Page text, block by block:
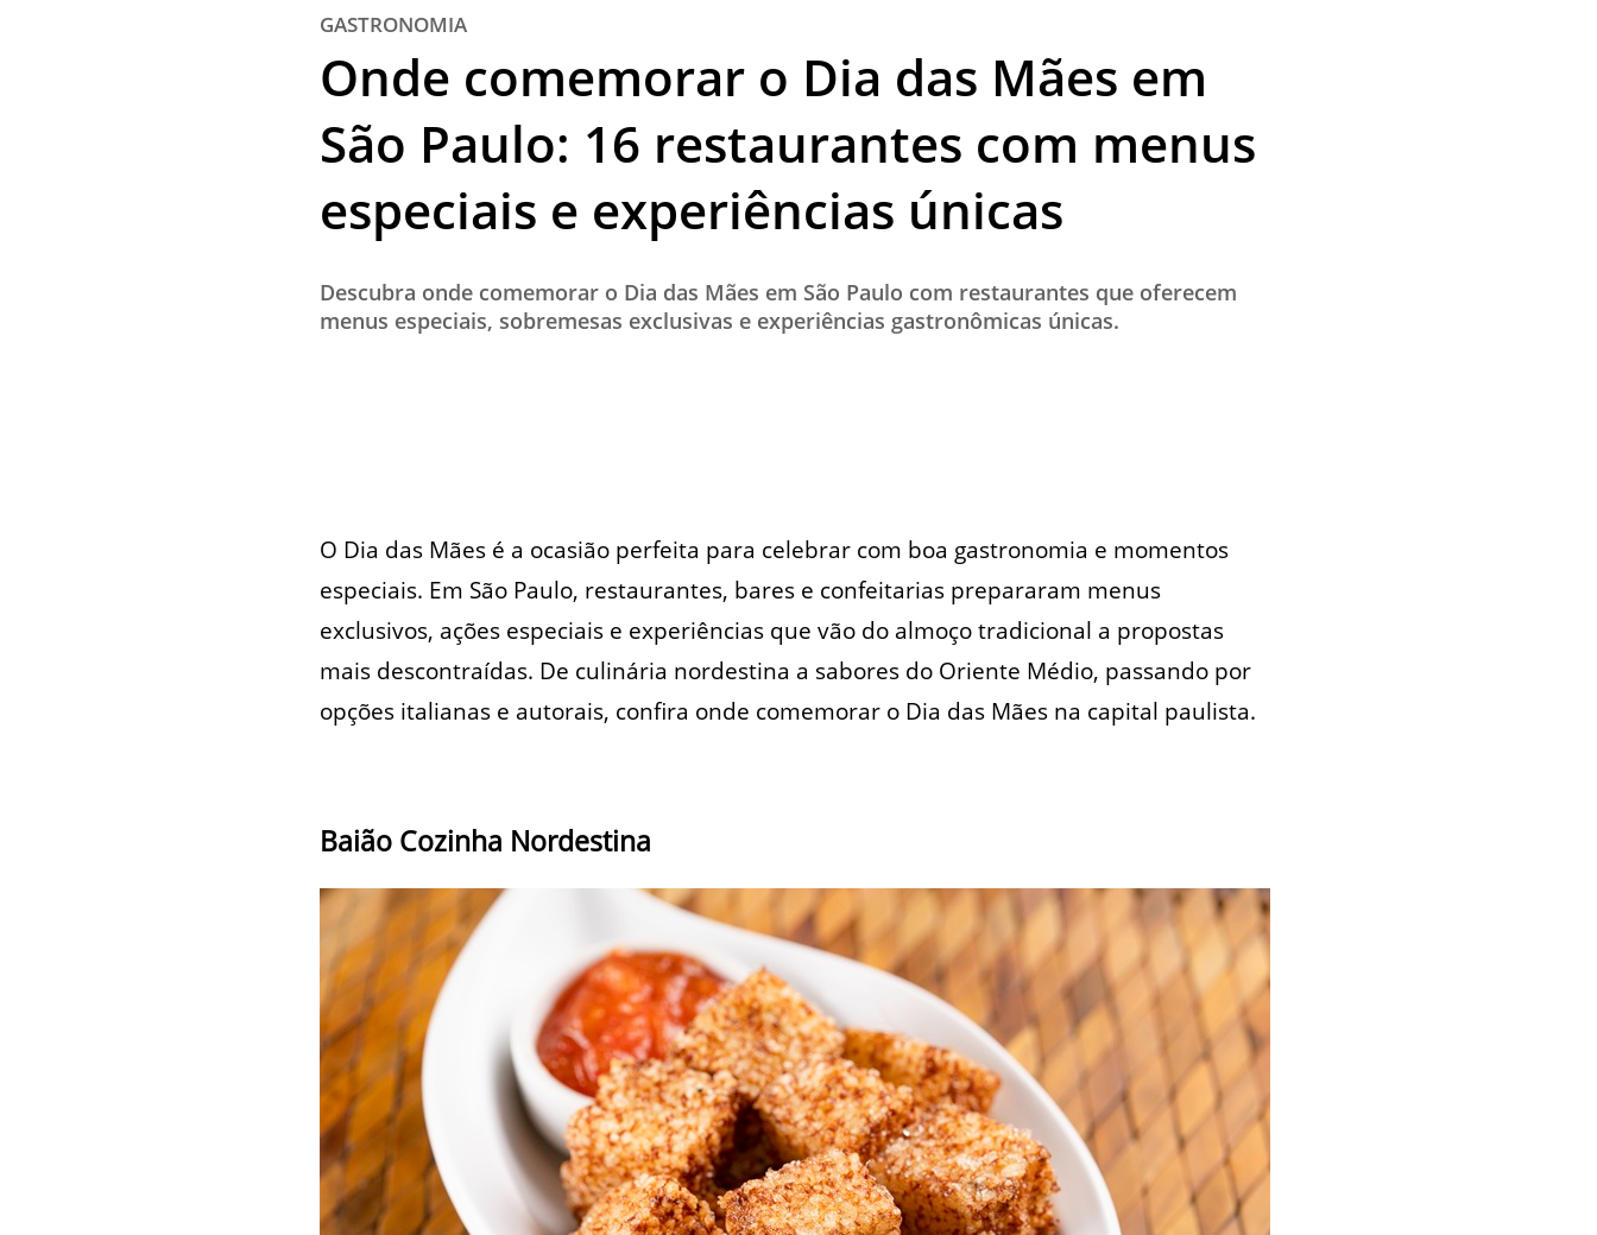
ÚLTIMAS NOTÍCIAS
QUEM SOMOS - EQUIPE
CONTATO
GASTRONOMIA
Onde comemorar o Dia das Mães em
São Paulo: 16 restaurantes com menus
especiais e experiências únicas
Descubra onde comemorar o Dia das Mães em São Paulo com restaurantes que oferecem
menus especiais, sobremesas exclusivas e experiências gastronômicas únicas.
O Dia das Mães é a ocasião perfeita para celebrar com boa gastronomia e momentos
especiais. Em São Paulo, restaurantes, bares e confeitarias prepararam menus
exclusivos, ações especiais e experiências que vão do almoço tradicional a propostas
mais descontraídas. De culinária nordestina a sabores do Oriente Médio, passando por
opções italianas e autorais, confira onde comemorar o Dia das Mães na capital paulista.
Baião Cozinha Nordestina